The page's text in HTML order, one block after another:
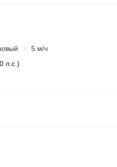
5 м/ч
л.с.)